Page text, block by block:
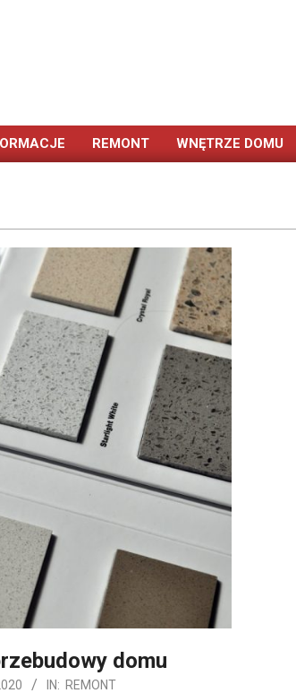
Primary
REMONT WNĘTRZE DOMU
domu
IN: REMONT